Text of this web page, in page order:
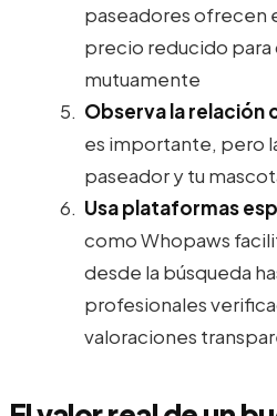
paseadores ofrecen
precio reducido
mutuamente
Observa la relación
es importante, pero
paseador y tu
Usa plataformas
como Whopaws
desde la búsqueda
profesionales
valoraciones